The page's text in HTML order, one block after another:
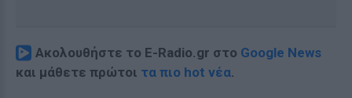
Ακολουθήστε το E-Radio.gr στο Google News
και μάθετε πρώτοι τα πιο hot νέα.